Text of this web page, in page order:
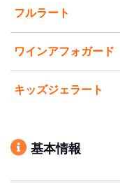
フルラート
ワインアフォガード
キッズジェラート
基本情報